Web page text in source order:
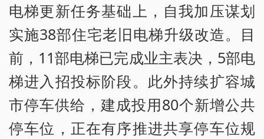
电梯更新任务基础上，自我加压谋划
实施38部住宅老旧电梯升级改造。目
前，11部电梯已完成业主表决，5部电
梯进入招投标阶段。此外持续扩容城
市停车供给，建成投用80个新增公共
停车位，正在有序推进共享停车位规